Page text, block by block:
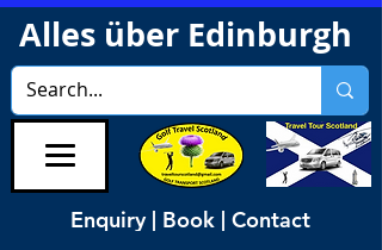
Alles über Edinburgh
Enquiry | Book | Contact